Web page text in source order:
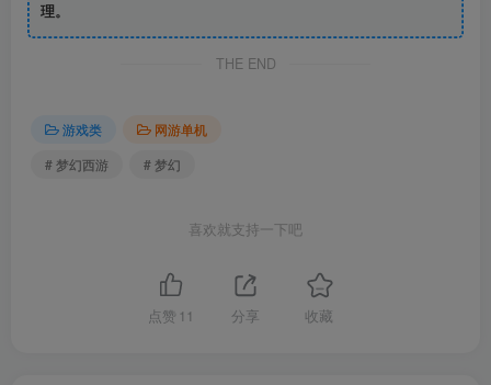
理。
THE END
游戏类
网游单机
# 梦幻西游
# 梦幻
喜欢就支持一下吧
点赞 11 分享 收藏